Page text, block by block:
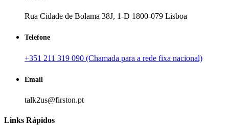
Rua Cidade de Bolama 38J, 1-D 1800-079 Lisboa
Telefone
+351 211 319 090 (Chamada para a rede fixa nacional)
Email
talk2us@firston.pt
Links Rápidos